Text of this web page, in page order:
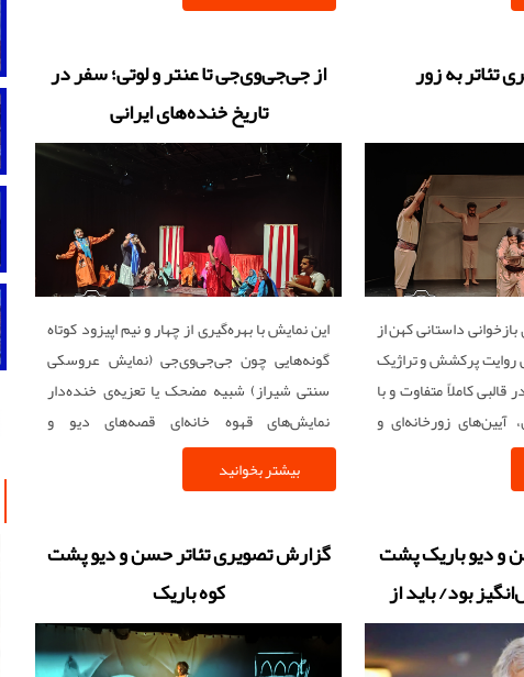
تئاتر به زور
داستانی کهن از
روایت پرکشش و تراژیک
کاملاً متفاوت و با
آیین‌های زورخانه‌ای و
از جی‌جی‌وی‌جی تا عنتر و لوتی؛ سفر در
تاریخ خنده‌های ایرانی
این نمایش با بهره‌گیری از چهار و نیم اپیزود کوتاه
گونه‌هایی چون جی‌جی‌وی‌جی (نمایش عروسکی
سنتی شیراز) شبیه مضحک یا تعزیه‌ی خنده‌دار
نمایش‌های قهوه‌ خانه‌ای قصه‌های دیو و
عاشقانه‌های ایرانی و مجالس زنانه‌ی شادی‌آور را
بازآفرینی می‌کند. انتخاب چنین گونه‌هایی که
دغدغه‌ کارگردان برای احیای میراث نمایشی ایران
است.
بیشتر بخوانید
و دیو باریک پشت
بود/ باید از
حمایت ویژه شود
گزارش تصویری تئاتر حسن و دیو پشت
کوه باریک